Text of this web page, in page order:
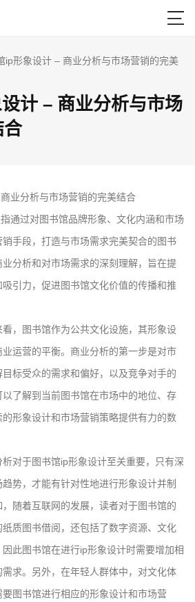

ip形象设计 – 商业分析与市场营销的完美
计 – 商业分析与市场
合
业分析与市场营销的完美结合
通过对图书馆品牌形象、文化内涵和市场
手段，打造与市场需求完美契合的图书
分析和对市场需求的深刻理解，旨在提
引力，促进图书馆文化价值的传播和推
，图书馆作为公共文化设施，其形象设
运营的平衡。商业分析的第一步是对市
标受众的需求和偏好，以及竞争对手的
了解到当前图书馆在市场中的地位、存
形象设计和市场营销策略提供有力的数
对于图书馆ip形象设计至关重要，只有深
势，才能有针对性地进行形象设计并制
随着互联网的发展，读者对于图书馆的
质图书借阅，还包括了数字资源、文化
此图书馆在进行ip形象设计时需要增加相
求。另外，在年轻人群体中，对文化体
图书馆进行相应的形象设计和市场营